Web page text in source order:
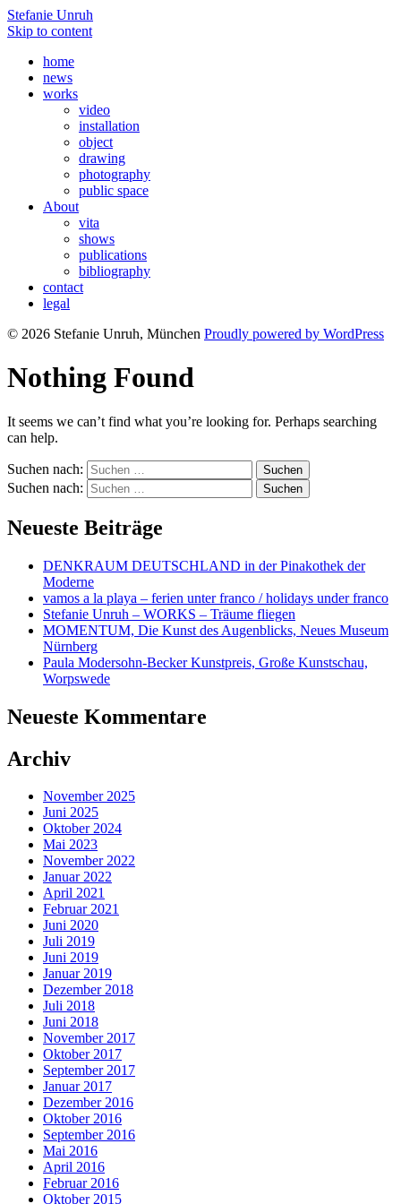
Stefanie Unruh
Skip to content
home
news
works
video
installation
object
drawing
photography
public space
About
vita
shows
publications
bibliography
contact
legal
© 2026 Stefanie Unruh, München Proudly powered by WordPress
Nothing Found
It seems we can’t find what you’re looking for. Perhaps searching
can help.
Suchen nach:
Suchen nach:
Neueste Beiträge
DENKRAUM DEUTSCHLAND in der Pinakothek der
Moderne
vamos a la playa – ferien unter franco / holidays under franco
Stefanie Unruh – WORKS – Träume fliegen
MOMENTUM, Die Kunst des Augenblicks, Neues Museum
Nürnberg
Paula Modersohn-Becker Kunstpreis, Große Kunstschau,
Worpswede
Neueste Kommentare
Archiv
November 2025
Juni 2025
Oktober 2024
Mai 2023
November 2022
Januar 2022
April 2021
Februar 2021
Juni 2020
Juli 2019
Juni 2019
Januar 2019
Dezember 2018
Juli 2018
Juni 2018
November 2017
Oktober 2017
September 2017
Januar 2017
Dezember 2016
Oktober 2016
September 2016
Mai 2016
April 2016
Februar 2016
Oktober 2015